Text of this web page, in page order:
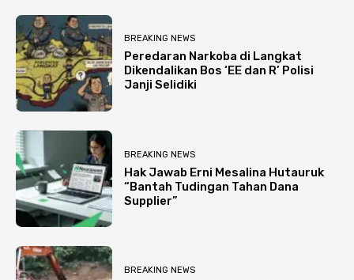
BREAKING NEWS
Peredaran Narkoba di Langkat
Dikendalikan Bos ‘EE dan R’ Polisi
Janji Selidiki
BREAKING NEWS
Hak Jawab Erni Mesalina Hutauruk
“Bantah Tudingan Tahan Dana
Supplier”
BREAKING NEWS